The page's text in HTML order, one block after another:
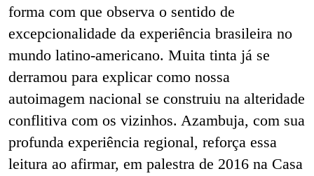
forma com que observa o sentido de
excepcionalidade da experiência brasileira no
mundo latino-americano. Muita tinta já se
derramou para explicar como nossa
autoimagem nacional se construiu na alteridade
conflitiva com os vizinhos. Azambuja, com sua
profunda experiência regional, reforça essa
leitura ao afirmar, em palestra de 2016 na Casa